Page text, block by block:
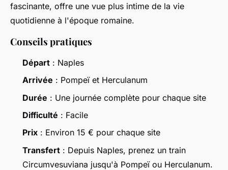
fascinante, offre une vue plus intime de la vie
quotidienne à l'époque romaine.
Conseils pratiques
Départ : Naples
Arrivée : Pompeï et Herculanum
Durée : Une journée complète pour chaque site
Difficulté : Facile
Prix : Environ 15 € pour chaque site
Transfert : Depuis Naples, prenez un train
Circumvesuviana jusqu'à Pompeï ou Herculanum.